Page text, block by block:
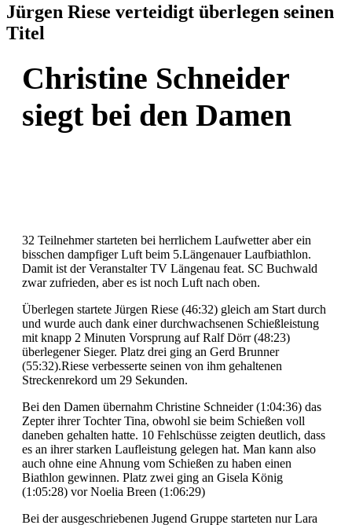
Jürgen Riese verteidigt überlegen seinen
Titel
Christine Schneider
siegt bei den Damen
32 Teilnehmer starteten bei herrlichem Laufwetter aber ein
bisschen dampfiger Luft beim 5.Längenauer Laufbiathlon.
Damit ist der Veranstalter TV Längenau feat. SC Buchwald
zwar zufrieden, aber es ist noch Luft nach oben.
Überlegen startete Jürgen Riese (46:32) gleich am Start durch
und wurde auch dank einer durchwachsenen Schießleistung
mit knapp 2 Minuten Vorsprung auf Ralf Dörr (48:23)
überlegener Sieger. Platz drei ging an Gerd Brunner
(55:32).Riese verbesserte seinen von ihm gehaltenen
Streckenrekord um 29 Sekunden.
Bei den Damen übernahm Christine Schneider (1:04:36) das
Zepter ihrer Tochter Tina, obwohl sie beim Schießen voll
daneben gehalten hatte. 10 Fehlschüsse zeigten deutlich, dass
es an ihrer starken Laufleistung gelegen hat. Man kann also
auch ohne eine Ahnung vom Schießen zu haben einen
Biathlon gewinnen. Platz zwei ging an Gisela König
(1:05:28) vor Noelia Breen (1:06:29)
Bei der ausgeschriebenen Jugend Gruppe starteten nur Lara